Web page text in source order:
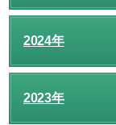
2024年
2023年